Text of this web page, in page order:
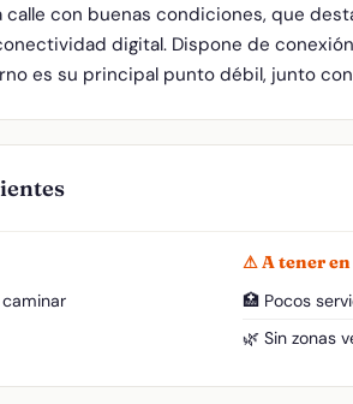
calle con buenas condiciones, que
digital. Dispone de
es su principal punto débil, junto
⚠ A tener
🏥 Pocos
🌿 Sin zonas